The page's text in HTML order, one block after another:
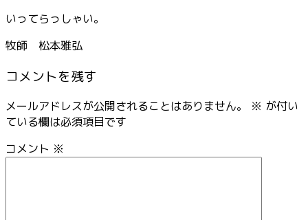
いってらっしゃい。
牧師 松本雅弘
コメントを残す
メールアドレスが公開されることはありません。 ※ が付い
ている欄は必須項目です
コメント ※